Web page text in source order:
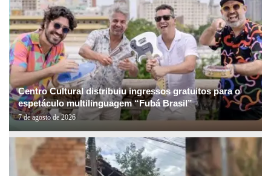
Centro Cultural distribuiu ingressos gratuitos para o
espetáculo multilinguagem “Fubá Brasil”
7 de agosto de 2026